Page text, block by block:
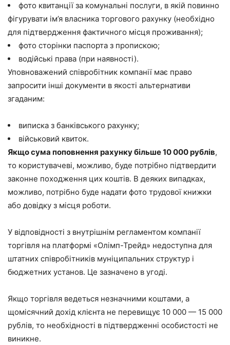
фото квитанції за комунальні послуги, в якій повинно
фігурувати ім’я власника торгового рахунку (необхідно
для підтвердження фактичного місця проживання);
фото сторінки паспорта з пропискою;
водійські права (при наявності).
Уповноважений співробітник компанії має право
запросити інші документи в якості альтернативи
згаданим:
виписка з банківського рахунку;
військовий квиток.
Якщо сума поповнення рахунку більше 10 000 рублів,
то користувачеві, можливо, буде потрібно підтвердити
законне походження цих коштів. В деяких випадках,
можливо, потрібно буде надати фото трудової книжки
або довідку з місця роботи.
У відповідності з внутрішнім регламентом компанії
торгівля на платформі «Олімп-Трейд» недоступна для
штатних співробітників муніципальних структур і
бюджетних установ. Це зазначено в угоді.
Якщо торгівля ведеться незначними коштами, а
щомісячний дохід клієнта не перевищує 10 000 — 15 000
рублів, то необхідності в підтвердженні особистості не
виникне.